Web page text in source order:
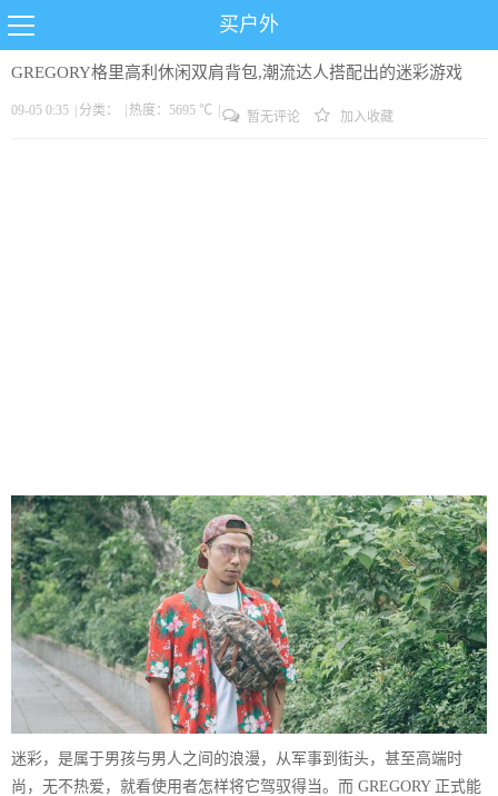
买户外
GREGORY格里高利休闲双肩背包,潮流达人搭配出的迷彩游戏
09-05 0:35 分类： 热度：5695 ℃ 暂无评论 加入收藏
迷彩，是属于男孩与男人之间的浪漫，从军事到街头，甚至高端时
尚，无不热爱，就看使用者怎样将它驾驭得当。而 GREGORY 正式能